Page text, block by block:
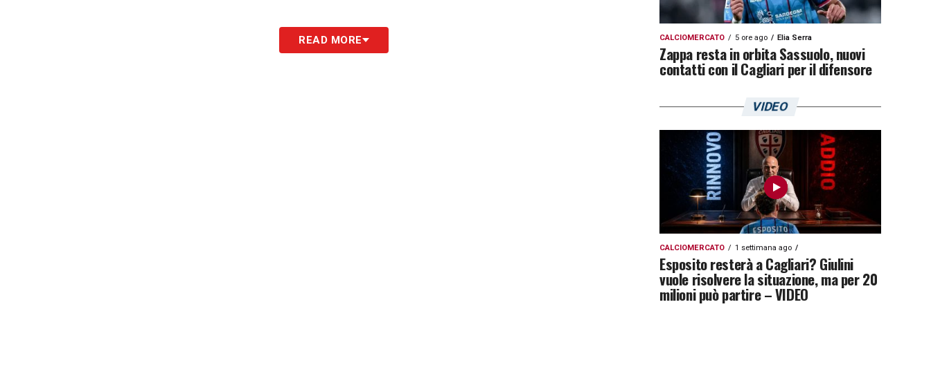
READ MORE CALCIOMERCATO 5 ore ago Elia Serra
Zappa resta in orbita Sassuolo, nuovi
contatti con il Cagliari per il difensore
VIDEO
CALCIOMERCATO 1 settimana ago
Esposito resterà a Cagliari? Giulini
vuole risolvere la situazione, ma per 20
milioni può partire – VIDEO